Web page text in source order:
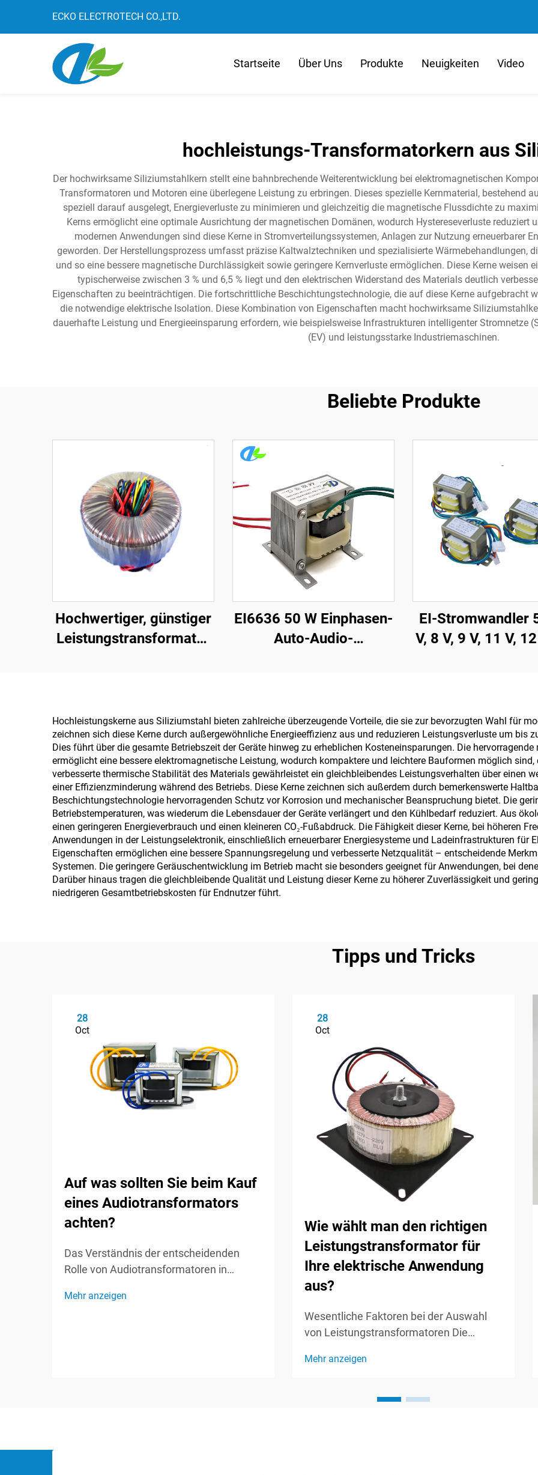
ECKO ELECTROTECH CO.,LTD.
Startseite Über Uns Produkte Neuigkeiten Video
hochleistungs-Transformatorkern aus
Der hochwirksame Siliziumstahlkern stellt eine bahnbrechende Weiterentwicklung bei elektromagnetischen
Transformatoren und Motoren eine überlegene Leistung zu erbringen. Dieses spezielle Kernmaterial, bestehend
speziell darauf ausgelegt, Energieverluste zu minimieren und gleichzeitig die magnetische Flussdichte zu
Kerns ermöglicht eine optimale Ausrichtung der magnetischen Domänen, wodurch Hystereseverluste reduziert
modernen Anwendungen sind diese Kerne in Stromverteilungssystemen, Anlagen zur Nutzung erneuerbarer
geworden. Der Herstellungsprozess umfasst präzise Kaltwalztechniken und spezialisierte Wärmebehandlungen,
und so eine bessere magnetische Durchlässigkeit sowie geringere Kernverluste ermöglichen. Diese Kerne
typischerweise zwischen 3 % und 6,5 % liegt und den elektrischen Widerstand des Materials deutlich
Eigenschaften zu beeinträchtigen. Die fortschrittliche Beschichtungstechnologie, die auf diese Kerne aufgebracht
die notwendige elektrische Isolation. Diese Kombination von Eigenschaften macht hochwirksame
dauerhafte Leistung und Energieeinsparung erfordern, wie beispielsweise Infrastrukturen intelligenter Stromnetze
(EV) und leistungsstarke Industriemaschinen.
Beliebte Produkte
Hochwertiger, günstiger
Leistungstransformator
EI6636 50 W Einphasen-
Auto-Audio-
EI-Stromwandler
V, 8 V, 9 V, 11 V,
Hochleistungskerne aus Siliziumstahl bieten zahlreiche überzeugende Vorteile, die sie zur bevorzugten Wahl für
zeichnen sich diese Kerne durch außergewöhnliche Energieeffizienz aus und reduzieren Leistungsverluste um bis
Dies führt über die gesamte Betriebszeit der Geräte hinweg zu erheblichen Kosteneinsparungen. Die
ermöglicht eine bessere elektromagnetische Leistung, wodurch kompaktere und leichtere Bauformen möglich
verbesserte thermische Stabilität des Materials gewährleistet ein gleichbleibendes Leistungsverhalten über einen
einer Effizienzminderung während des Betriebs. Diese Kerne zeichnen sich außerdem durch bemerkenswerte
Beschichtungstechnologie hervorragenden Schutz vor Korrosion und mechanischer Beanspruchung bietet. Die
Betriebstemperaturen, was wiederum die Lebensdauer der Geräte verlängert und den Kühlbedarf reduziert. Aus
einen geringeren Energieverbrauch und einen kleineren CO₂-Fußabdruck. Die Fähigkeit dieser Kerne, bei höheren
Anwendungen in der Leistungselektronik, einschließlich erneuerbarer Energiesysteme und Ladeinfrastrukturen für
Eigenschaften ermöglichen eine bessere Spannungsregelung und verbesserte Netzqualität – entscheidende
Systemen. Die geringere Geräuschentwicklung im Betrieb macht sie besonders geeignet für Anwendungen, bei
Darüber hinaus tragen die gleichbleibende Qualität und Leistung dieser Kerne zu höherer Zuverlässigkeit und
niedrigeren Gesamtbetriebskosten für Endnutzer führt.
Tipps und Tricks
28
Oct
Auf was sollten Sie beim Kauf
eines Audiotransformators
achten?
Das Verständnis der entscheidenden
Rolle von Audiotransformatoren in
fungieren als unsichtbare Helden in
Mehr anzeigen
28
Oct
Wie wählt man den richtigen
Leistungstransformator für
Ihre elektrische Anwendung
aus?
Wesentliche Faktoren bei der Auswahl
von Leistungstransformatoren Die
Leistungstransformators ist eine
Effizienz, Zuverlässigkeit und Sicherheit
Mehr anzeigen